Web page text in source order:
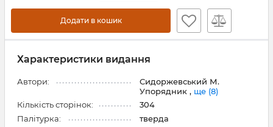
Додати в кошик
Характеристики видання
Автори:
Сидоржевський М.
Упорядник , ще (8)
Кількість сторінок:
304
Палітурка:
тверда